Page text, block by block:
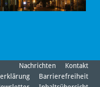
Nachrichten
Kontakt
Barrierefreiheit